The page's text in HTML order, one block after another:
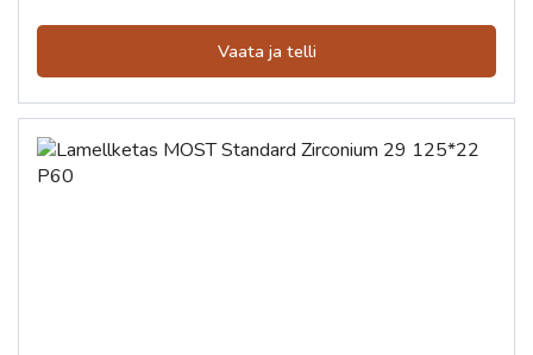
Vaata ja telli